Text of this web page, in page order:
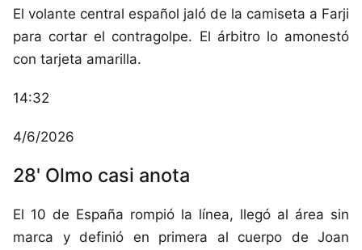
El volante central español jaló de la camiseta a Farji
para cortar el contragolpe. El árbitro lo amonestó
con tarjeta amarilla.
14:32
4/6/2026
28' Olmo casi anota
El 10 de España rompió la línea, llegó al área sin
marca y definió en primera al cuerpo de Joan